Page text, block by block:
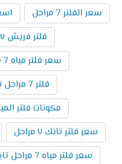
سعر الفلتر 7 مراحل
فلتر فريش ٧ مراحل
سعر فلتر مياه 7 مراحل اكوا
فلتر 7 مراحل تايواني
مكونات فلتر المياه 7
سعر فلتر تانك ٧ مراحل
سعر فلتر مياه 7 مراحل تايواني امريكي 2019